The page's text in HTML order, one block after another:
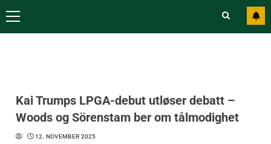
Kai Trumps LPGA-debut utløser debatt –
Woods og Sörenstam ber om tålmodighet
12. NOVEMBER 2025